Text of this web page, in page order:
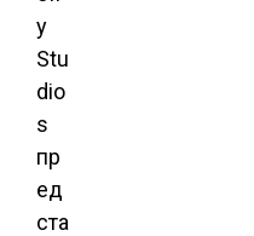
y
Stu
dio
s
пр
ед
ста